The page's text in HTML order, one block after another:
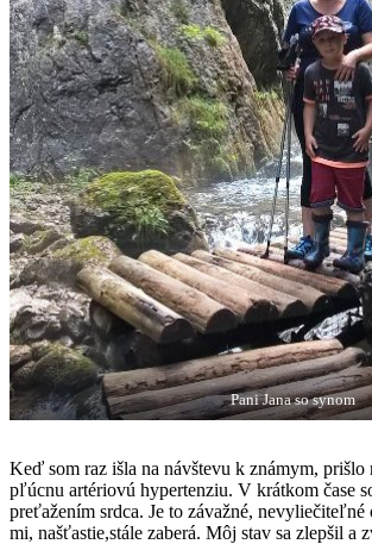
Pani Jana so synom
Keď som raz išla na návštevu k známym,
pľúcnu artériovú hypertenziu. V krátkom čase
preťažením srdca. Je to závažné,
mi, našťastie,stále zaberá. Môj stav sa zlepšil a